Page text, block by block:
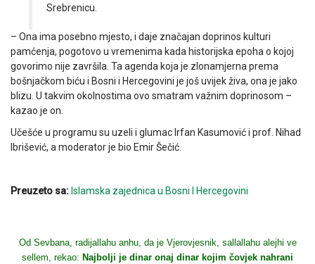
Srebrenicu.
– Ona ima posebno mjesto, i daje značajan doprinos kulturi
pamćenja, pogotovo u vremenima kada historijska epoha o kojoj
govorimo nije završila. Ta agenda koja je zlonamjerna prema
bošnjačkom biću i Bosni i Hercegovini je još uvijek živa, ona je jako
blizu. U takvim okolnostima ovo smatram važnim doprinosom –
kazao je on.
Učešće u programu su uzeli i glumac Irfan Kasumović i prof. Nihad
Ibrišević, a moderator je bio Emir Šečić.
Preuzeto sa: Islamska zajednica u Bosni I Hercegovini
Od Sevbana, radijallahu anhu, da je Vjerovjesnik, sallallahu alejhi ve
sellem, rekao: Najbolji je dinar onaj dinar kojim čovjek nahrani